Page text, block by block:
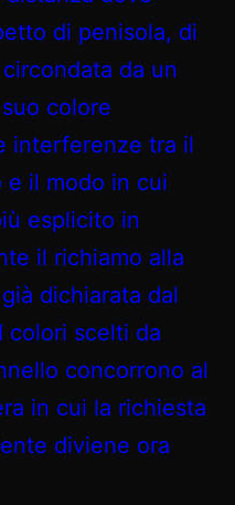
di penisola, di
da un
colore
interferenze tra il
e il modo in cui
esplicito in
il richiamo alla
dichiarata dal
colori scelti da
concorrono al
in cui la richiesta
diviene ora